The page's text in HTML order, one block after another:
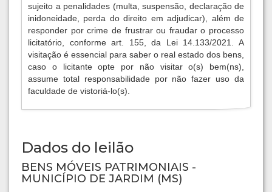
sujeito a penalidades (multa, suspensão, declaração de
inidoneidade, perda do direito em adjudicar), além de
responder por crime de frustrar ou fraudar o processo
licitatório, conforme art. 155, da Lei 14.133/2021. A
visitação é essencial para saber o real estado dos bens,
caso o licitante opte por não visitar o(s) bem(ns),
assume total responsabilidade por não fazer uso da
faculdade de vistoriá-lo(s).
Dados do leilão
BENS MÓVEIS PATRIMONIAIS -
MUNICÍPIO DE JARDIM (MS)